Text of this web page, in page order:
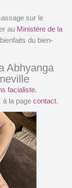
sur le
au Ministère de la
du bien-
Abhyanga
facialiste.
à la page contact.